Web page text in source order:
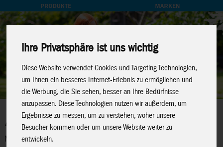
Ihre Privatsphäre ist uns wichtig
Diese Website verwendet Cookies und Targeting Technologien,
um Ihnen ein besseres Internet-Erlebnis zu ermöglichen und
die Werbung, die Sie sehen, besser an Ihre Bedürfnisse
anzupassen. Diese Technologien nutzen wir außerdem, um
Ergebnisse zu messen, um zu verstehen, woher unsere
Besucher kommen oder um unsere Website weiter zu
entwickeln.
Mit „WINDSPIRATION"-Windspielen erleben Menschen im